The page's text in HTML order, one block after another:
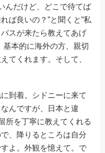
んだけど、どこで待てば
ば良いの？”と聞くと”私
スが来たら教えてあげ
基本的に海外の方、親切
てくれます。そして、
到着。シドニーに来て
んですが、日本と違
所を丁寧に教えてくれる
、降りるところは自分
よ。外観を憶えて。で